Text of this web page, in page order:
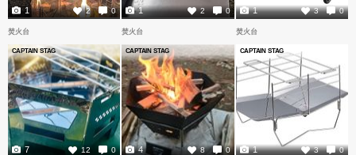
2 0
1 2 0
1 3 0
1
焚火台
CAPTAIN STAG
12 0
7
焚火台
CAPTAIN STAG
8 0
4
焚火台
CAPTAIN STAG
3 0
1